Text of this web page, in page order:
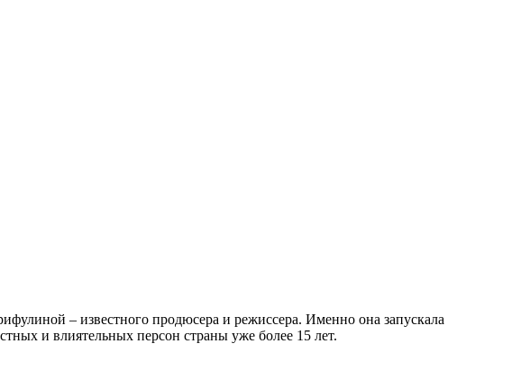
– известного продюсера и режиссера. Именно она запускала
и влиятельных персон страны уже более 15 лет.